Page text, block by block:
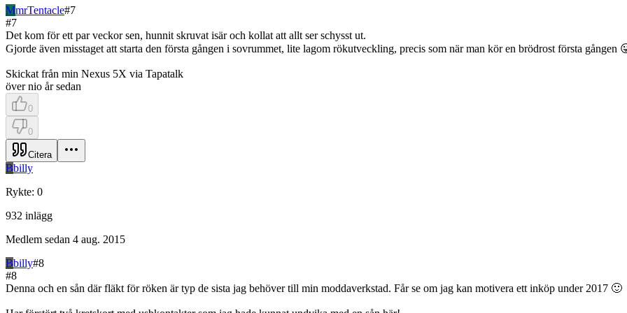
MmrTentacle#7
#7
Det kom för ett par veckor sen, hunnit skruvat isär och kollat att allt ser schysst ut.
Gjorde även misstaget att starta den första gången i sovrummet, lite lagom rökutveckling, precis som när man kör en brödrost första gången
Skickat från min Nexus 5X via Tapatalk
över nio år sedan
0
0
Citera
Bbilly
Rykte: 0
932 inlägg
Medlem sedan 4 aug. 2015
Bbilly#8
#8
Denna och en sån där fläkt för röken är typ de sista jag behöver till min moddaverkstad. Får se om jag kan motivera ett inköp under 2017 🙂